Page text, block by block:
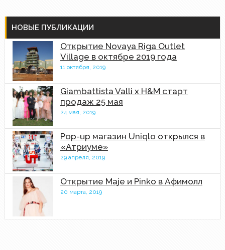
НОВЫЕ ПУБЛИКАЦИИ
Открытие Novaya Riga Outlet
Village в октябре 2019 года
11 октября, 2019
Giambattista Valli x H&M старт
продаж 25 мая
24 мая, 2019
Pop-up магазин Uniqlo открылся в
«Атриуме»
29 апреля, 2019
Открытие Maje и Pinko в Афимолл
20 марта, 2019